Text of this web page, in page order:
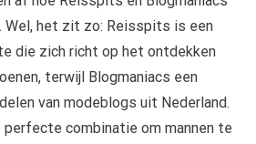
Wel, het zit zo: Reisspits is een
die zich richt op het ontdekken
terwijl Blogmaniacs een
van modeblogs uit Nederland.
perfecte combinatie om mannen te